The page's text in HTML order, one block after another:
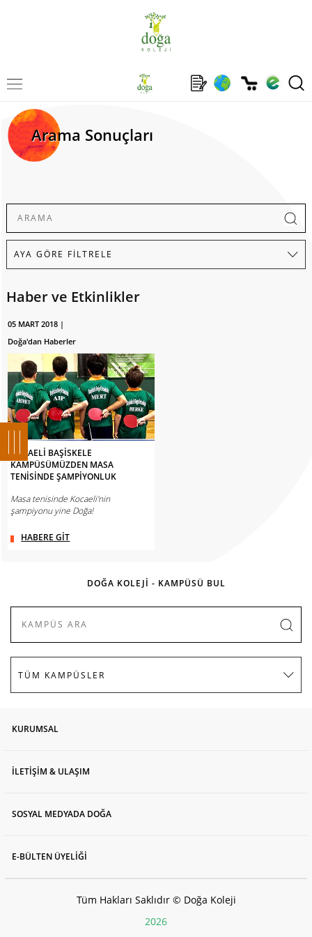
Arama Sonuçları
Haber ve Etkinlikler
05 MART 2018 |
Doğa'dan Haberler
KOCAELİ BAŞİSKELE
KAMPÜSÜMÜZDEN MASA
TENİSİNDE ŞAMPİYONLUK
Masa tenisinde Kocaeli'nin
şampiyonu yine Doğa!
HABERE GİT
DOĞA KOLEJİ - KAMPÜSÜ BUL
KURUMSAL
İLETİŞİM & ULAŞIM
SOSYAL MEDYADA DOĞA
E-BÜLTEN ÜYELİĞİ
Tüm Hakları Saklıdır © Doğa Koleji
2026